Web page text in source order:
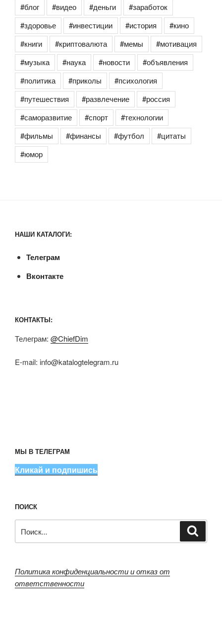
#блог
#видео #деньги
#заработок
#здоровье
#инвестиции #история
#кино
#книги
#криптовалюта #мемы
#мотивация
#музыка
#наука #новости
#объявления
#политика
#приколы
#психология
#путешествия
#развлечение
#россия
#саморазвитие
#спорт
#технологии
#фильмы
#финансы #футбол
#цитаты
#юмор
НАШИ КАТАЛОГИ:
Телеграм
Вконтакте
КОНТАКТЫ:
Телеграм: @ChiefDim
E-mail: info@katalogtelegram.ru
МЫ В ТЕЛЕГРАМ
Кликай и подпишись
ПОИСК
Политика конфиденциальности и отказ от
ответственности